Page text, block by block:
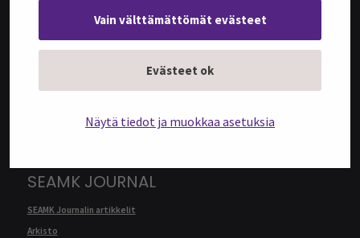
Vain välttämättömät evästeet
Evästeet ok
Näytä tiedot ja muokkaa asetuksia
@SEAMK-VERKKOLEHTI
SEAMK JOURNAL
SEAMK Journalin artikkelit
Arkisto